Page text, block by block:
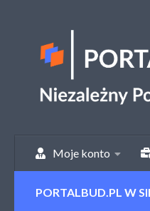
Moje konto
PORTALBUD.PL W